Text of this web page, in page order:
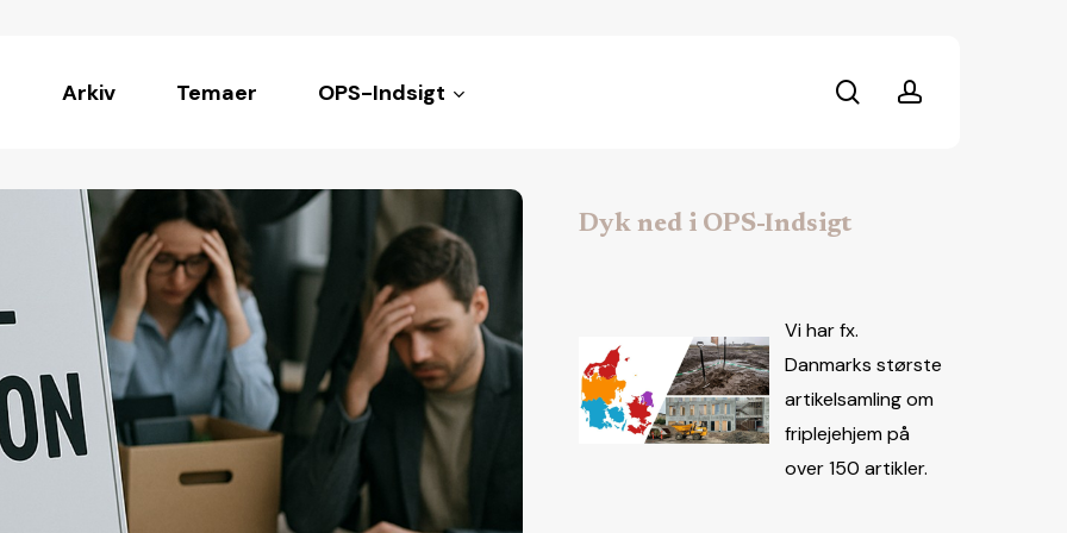
Arkiv Temaer OPS-Indsigt searchaccount
Dyk ned i OPS-Indsigt
Vi har fx.
Danmarks største
artikelsamling om
friplejehjem på
over 150 artikler.